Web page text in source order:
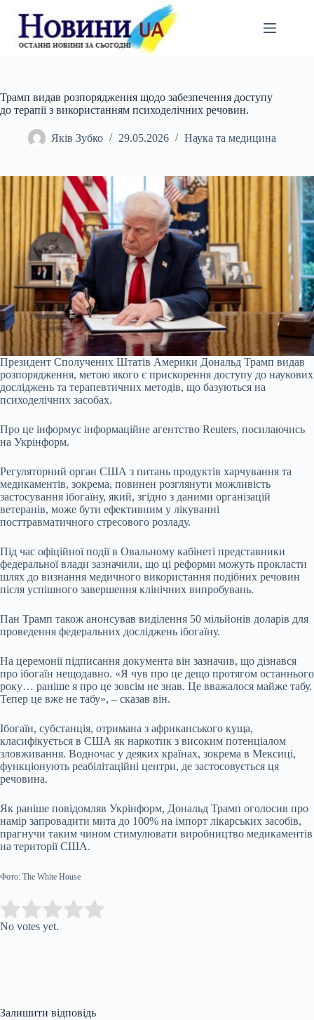
вмісту
Трамп видав розпорядження щодо забезпечення доступу
до терапії з використанням психоделічних речовин.
Яків Зубко 29.05.2026 Наука та медицина
Президент Сполучених Штатів Америки Дональд Трамп видав
розпорядження, метою якого є прискорення доступу до наукових
досліджень та терапевтичних методів, що базуються на
психоделічних засобах.
Про це інформує інформаційне агентство Reuters, посилаючись
на Укрінформ.
Регуляторний орган США з питань продуктів харчування та
медикаментів, зокрема, повинен розглянути можливість
застосування ібогаїну, який, згідно з даними організацій
ветеранів, може бути ефективним у лікуванні
посттравматичного стресового розладу.
Під час офіційної події в Овальному кабінеті представники
федеральної влади зазначили, що ці реформи можуть прокласти
шлях до визнання медичного використання подібних речовин
після успішного завершення клінічних випробувань.
Пан Трамп також анонсував виділення 50 мільйонів доларів для
проведення федеральних досліджень ібогаїну.
На церемонії підписання документа він зазначив, що дізнався
про ібогаїн нещодавно. «Я чув про це дещо протягом останнього
року… раніше я про це зовсім не знав. Це вважалося майже табу.
Тепер це вже не табу», – сказав він.
Ібогаїн, субстанція, отримана з африканського куща,
класифікується в США як наркотик з високим потенціалом
зловживання. Водночас у деяких країнах, зокрема в Мексиці,
функціонують реабілітаційні центри, де застосовується ця
речовина.
Як раніше повідомляв Укрінформ, Дональд Трамп оголосив про
намір запровадити мита до 100% на імпорт лікарських засобів,
прагнучи таким чином стимулювати виробництво медикаментів
на території США.
Фото: The White House
Rate this item:
No votes yet.
Залишити відповідь